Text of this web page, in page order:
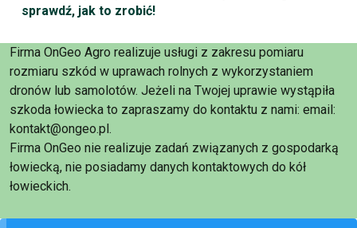
sprawdź, jak to zrobić!
Firma OnGeo Agro realizuje usługi z zakresu pomiaru
rozmiaru szkód w uprawach rolnych z wykorzystaniem
dronów lub samolotów. Jeżeli na Twojej uprawie wystąpiła
szkoda łowiecka to zapraszamy do kontaktu z nami: email:
kontakt@ongeo.pl.
Firma OnGeo nie realizuje zadań związanych z gospodarką
łowiecką, nie posiadamy danych kontaktowych do kół
łowieckich.